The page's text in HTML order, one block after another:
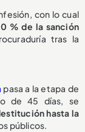
con lo cual
% de la sanción
tras la
pasa a la etapa de
de 45 días, se
hasta la
públicos.